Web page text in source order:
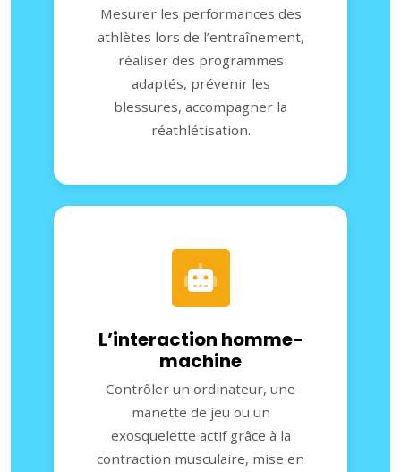
Mesurer les performances des
athlètes lors de l’entraînement,
réaliser des programmes
adaptés, prévenir les
blessures, accompagner la
réathlétisation.
L’interaction homme-
machine
Contrôler un ordinateur, une
manette de jeu ou un
exosquelette actif grâce à la
contraction musculaire, mise en